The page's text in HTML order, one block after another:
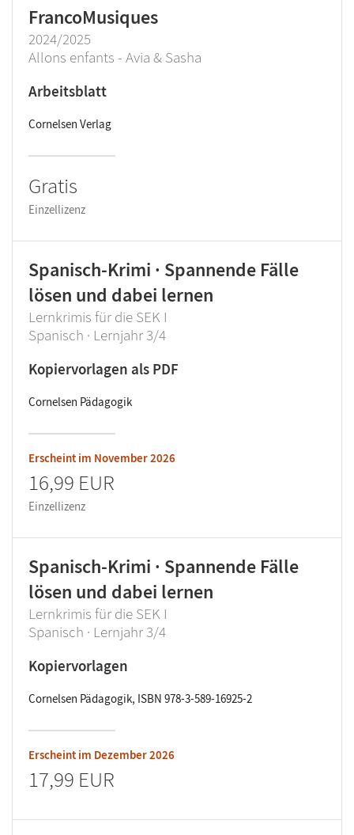
FrancoMusiques
2024/2025
Allons enfants - Avia & Sasha
Arbeitsblatt
Cornelsen Verlag
Gratis
Einzellizenz
Spanisch-Krimi · Spannende Fälle
lösen und dabei lernen
Lernkrimis für die SEK I
Spanisch · Lernjahr 3/4
Kopiervorlagen als PDF
Cornelsen Pädagogik
Erscheint im November 2026
16,99 EUR
Einzellizenz
Spanisch-Krimi · Spannende Fälle
lösen und dabei lernen
Lernkrimis für die SEK I
Spanisch · Lernjahr 3/4
Kopiervorlagen
Cornelsen Pädagogik, ISBN 978-3-589-16925-2
Erscheint im Dezember 2026
17,99 EUR